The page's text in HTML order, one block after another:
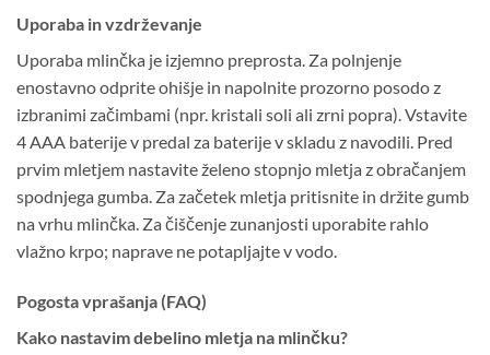
Uporaba in vzdrževanje
Uporaba mlinčka je izjemno preprosta. Za polnjenje
enostavno odprite ohišje in napolnite prozorno posodo z
izbranimi začimbami (npr. kristali soli ali zrni popra). Vstavite
4 AAA baterije v predal za baterije v skladu z navodili. Pred
prvim mletjem nastavite želeno stopnjo mletja z obračanjem
spodnjega gumba. Za začetek mletja pritisnite in držite gumb
na vrhu mlinčka. Za čiščenje zunanjosti uporabite rahlo
vlažno krpo; naprave ne potapljajte v vodo.
Pogosta vprašanja (FAQ)
Kako nastavim debelino mletja na mlinčku?